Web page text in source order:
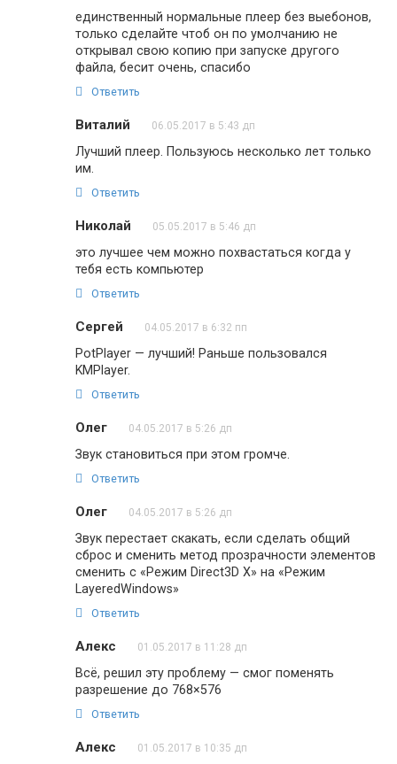
единственный нормальные плеер без выебонов,
только сделайте чтоб он по умолчанию не
открывал свою копию при запуске другого
файла, бесит очень, спасибо
Ответить
Виталий 06.05.2017 в 5:43 дп
Лучший плеер. Пользуюсь несколько лет только
им.
Ответить
Николай 05.05.2017 в 5:46 дп
это лучшее чем можно похвастаться когда у
тебя есть компьютер
Ответить
Сергей 04.05.2017 в 6:32 пп
PotPlayer — лучший! Раньше пользовался
KMPlayer.
Ответить
Олег 04.05.2017 в 5:26 дп
Звук становиться при этом громче.
Ответить
Олег 04.05.2017 в 5:26 дп
Звук перестает скакать, если сделать общий
сброс и сменить метод прозрачности элементов
сменить с «Режим Direct3D X» на «Режим
LayeredWindows»
Ответить
Алекс 01.05.2017 в 11:28 дп
Всё, решил эту проблему — смог поменять
разрешение до 768×576
Ответить
Алекс 01.05.2017 в 10:35 дп